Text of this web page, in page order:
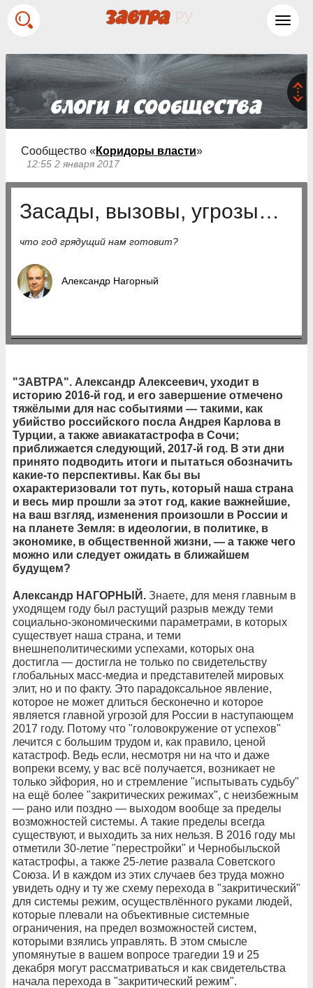
Сообщество « Коридоры власти»
12:55 2 января 2017
Засады, вызовы, угрозы…
что год грядущий нам готовит?
Александр Нагорный
"ЗАВТРА". Александр Алексеевич, уходит в
историю 2016-й год, и его завершение отмечено
тяжёлыми для нас событиями — такими, как
убийство российского посла Андрея Карлова в
Турции, а также авиакатастрофа в Сочи;
приближается следующий, 2017-й год. В эти дни
принято подводить итоги и пытаться обозначить
какие-то перспективы. Как бы вы
охарактеризовали тот путь, который наша страна
и весь мир прошли за этот год, какие важнейшие,
на ваш взгляд, изменения произошли в России и
на планете Земля: в идеологии, в политике, в
экономике, в общественной жизни, — а также чего
можно или следует ожидать в ближайшем
будущем?
Александр НАГОРНЫЙ. Знаете, для меня главным в
уходящем году был растущий разрыв между теми
социально-экономическими параметрами, в которых
существует наша страна, и теми
внешнеполитическими успехами, которых она
достигла — достигла не только по свидетельству
глобальных масс-медиа и представителей мировых
элит, но и по факту. Это парадоксальное явление,
которое не может длиться бесконечно и которое
является главной угрозой для России в наступающем
2017 году. Потому что "головокружение от успехов"
лечится с большим трудом и, как правило, ценой
катастроф. Ведь если, несмотря ни на что и даже
вопреки всему, у вас всё получается, возникает не
только эйфория, но и стремление "испытывать судьбу"
на ещё более "закритических режимах", с неизбежным
— рано или поздно — выходом вообще за пределы
возможностей системы. А такие пределы всегда
существуют, и выходить за них нельзя. В 2016 году мы
отметили 30-летие "перестройки" и Чернобыльской
катастрофы, а также 25-летие развала Советского
Союза. И в каждом из этих случаев без труда можно
увидеть одну и ту же схему перехода в "закритический"
для системы режим, осуществлённого руками людей,
которые плевали на объективные системные
ограничения, на предел возможностей систем,
которыми взялись управлять. В этом смысле
упомянутые в вашем вопросе трагедии 19 и 25
декабря могут рассматриваться и как свидетельства
начала перехода в "закритический режим".